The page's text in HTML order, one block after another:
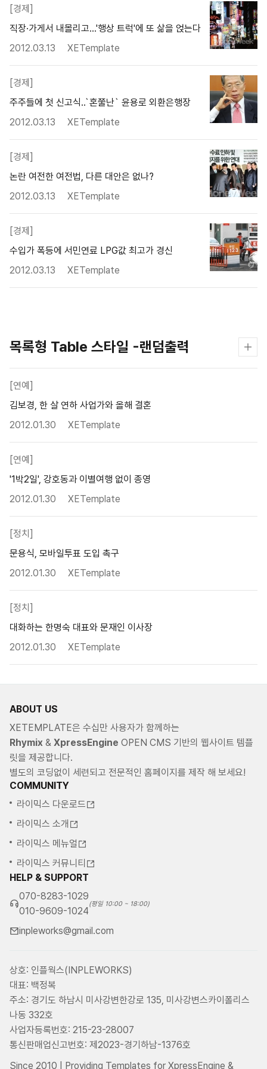
[경제]
직장·가게서 내몰리고…'행상 트럭'에 또 삶을 얹는다
2012.03.13
XETemplate
[경제]
주주들에 첫 신고식..`혼쭐난` 윤용로 외환은행장
2012.03.13
XETemplate
[경제]
논란 여전한 여전법, 다른 대안은 없나?
2012.03.13
XETemplate
[경제]
수입가 폭등에 서민연료 LPG값 최고가 경신
2012.03.13
XETemplate
목록형 Table 스타일 -랜덤출력
[연예]
김보경, 한 살 연하 사업가와 올해 결혼
2012.01.30
XETemplate
[연예]
'1박2일', 강호동과 이별여행 없이 종영
2012.01.30
XETemplate
[정치]
문용식, 모바일투표 도입 촉구
2012.01.30
XETemplate
[정치]
대화하는 한명숙 대표와 문재인 이사장
2012.01.30
XETemplate
ABOUT US
XETEMPLATE은 수십만 사용자가 함께하는
Rhymix & XpressEngine OPEN CMS 기반의 웹사이트 템플
릿을 제공합니다.
별도의 코딩없이 세련되고 전문적인 홈페이지를 제작 해 보세요!
COMMUNITY
라이믹스 다운로드
라이믹스 소개
라이믹스 메뉴얼
라이믹스 커뮤니티
HELP & SUPPORT
070-8283-1029
010-9609-1024
(평일 10:00 ~ 18:00)
inpleworks@gmail.com
상호: 인플웍스(INPLEWORKS)
대표: 백정복
주소: 경기도 하남시 미사강변한강로 135, 미사강변스카이폴리스
나동 332호
사업자등록번호: 215-23-28007
통신판매업신고번호: 제2023-경기하남-1376호
Since 2010 | Providing Templates for XpressEngine &